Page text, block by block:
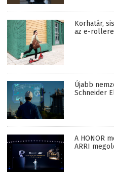
Korhatár,
az e-
Újabb
Schneider
A HONOR
ARRI